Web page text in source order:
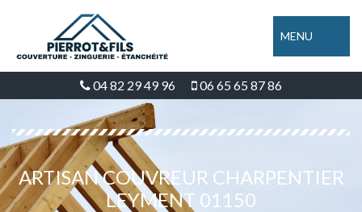
MENU
04 82 29 49 96 06 65 65 87 86
ARTISAN COUVREUR CHARPENTIER
LEYMENT 01150